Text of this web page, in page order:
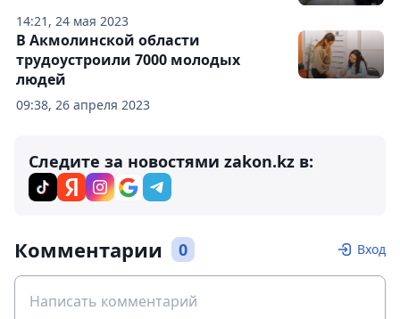
14:21, 24 мая 2023
09:38, 26 апреля 2023
В Акмолинской области
трудоустроили 7000 молодых
людей
Следите за новостями zakon.kz в:
Комментарии 0 Вход